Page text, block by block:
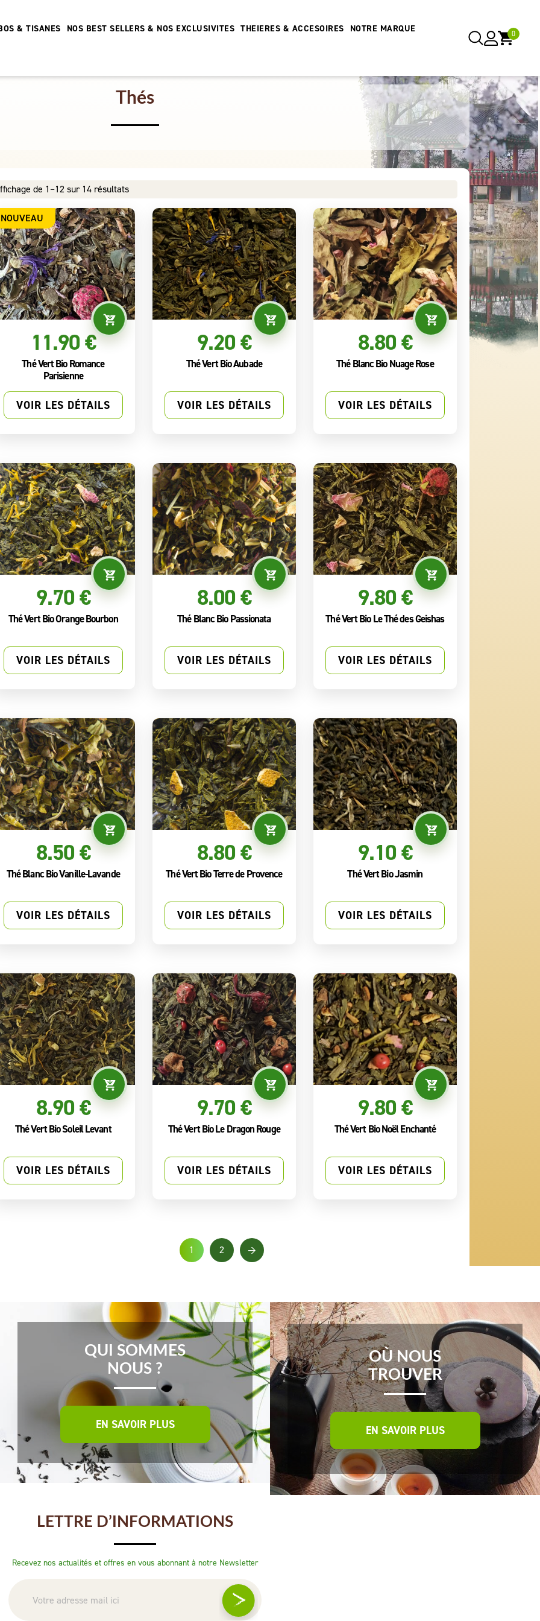
& TISANES NOS BEST SELLERS & NOS EXCLUSIVITES THEIERES & ACCESOIRES NOTRE MARQUE 0
Thés
de 1–12 sur 14 résultats
NOUVEAU
11.90 €
Thé Vert Bio Romance
Parisienne
VOIR LES DÉTAILS
9.20 €
Thé Vert Bio Aubade
VOIR LES DÉTAILS
8.80 €
Thé Blanc Bio Nuage Rose
VOIR LES DÉTAILS
9.70 €
Thé Vert Bio Orange Bourbon
VOIR LES DÉTAILS
8.00 €
Thé Blanc Bio Passionata
VOIR LES DÉTAILS
9.80 €
Thé Vert Bio Le Thé des Geishas
VOIR LES DÉTAILS
8.50 €
Thé Blanc Bio Vanille-Lavande
VOIR LES DÉTAILS
8.80 €
Thé Vert Bio Terre de Provence
VOIR LES DÉTAILS
9.10 €
Thé Vert Bio Jasmin
VOIR LES DÉTAILS
8.90 €
Thé Vert Bio Soleil Levant
VOIR LES DÉTAILS
9.70 €
Thé Vert Bio Le Dragon Rouge
VOIR LES DÉTAILS
9.80 €
Thé Vert Bio Noël Enchanté
VOIR LES DÉTAILS
1 2 →
QUI SOMMES
NOUS ?
EN SAVOIR PLUS
OÙ NOUS
TROUVER
EN SAVOIR PLUS
LETTRE D’INFORMATIONS
Recevez nos actualités et offres en vous abonnant à notre Newsletter